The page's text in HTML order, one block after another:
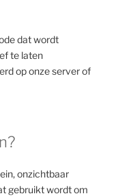
dat wordt
te laten
op onze server of
onzichtbaar
gebruikt wordt om